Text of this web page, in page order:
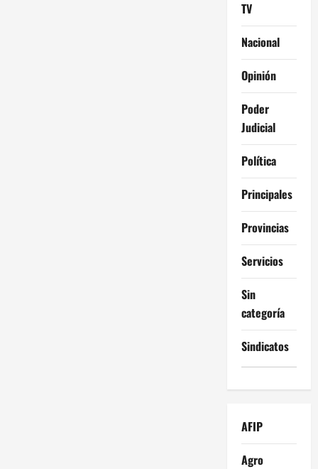
TV
Nacional
Opinión
Poder
Judicial
Política
Principales
Provincias
Servicios
Sin
categoría
Sindicatos
AFIP
Agro